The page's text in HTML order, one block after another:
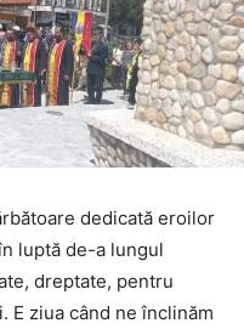
dedicată eroilor
luptă de-a lungul
dreptate, pentru
E ziua când ne înclinăm